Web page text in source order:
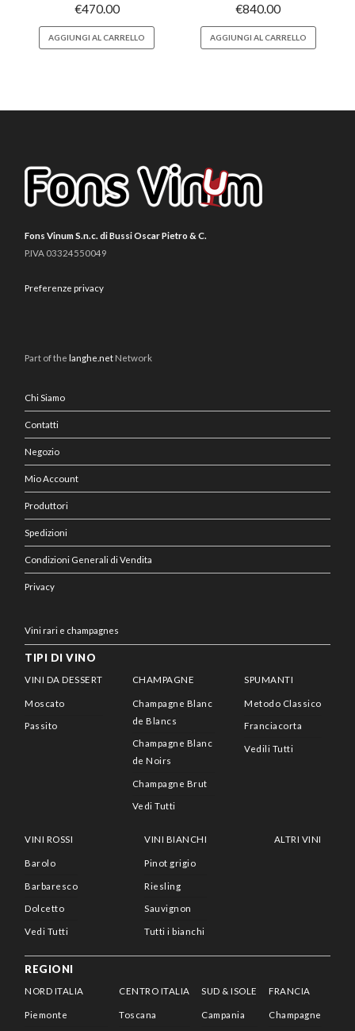
€470.00
AGGIUNGI AL CARRELLO
€840.00
AGGIUNGI AL CARRELLO
Fons Vinum S.n.c. di Bussi Oscar Pietro & C.
P.IVA 03324550049
Preferenze privacy
Part of the langhe.net Network
Chi Siamo
Contatti
Negozio
Mio Account
Produttori
Spedizioni
Condizioni Generali di Vendita
Privacy
Vini rari e champagnes
TIPI DI VINO
VINI DA DESSERT
Moscato
Passito
CHAMPAGNE
Champagne Blanc
de Blancs
Champagne Blanc
de Noirs
Champagne Brut
Vedi Tutti
SPUMANTI
Metodo Classico
Franciacorta
Vedili Tutti
VINI ROSSI
Barolo
Barbaresco
Dolcetto
Vedi Tutti
VINI BIANCHI
Pinot grigio
Riesling
Sauvignon
Tutti i bianchi
ALTRI VINI
REGIONI
NORD ITALIA
Piemonte
CENTRO ITALIA
Toscana
SUD & ISOLE
Campania
FRANCIA
Champagne